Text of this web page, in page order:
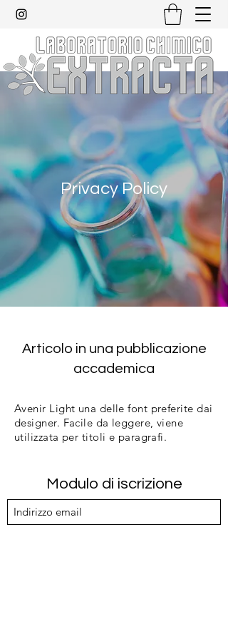
Privacy Policy
Articolo in una pubblicazione
accademica
Avenir Light una delle font preferite dai
designer. Facile da leggere, viene
utilizzata per titoli e paragrafi.
Modulo di iscrizione